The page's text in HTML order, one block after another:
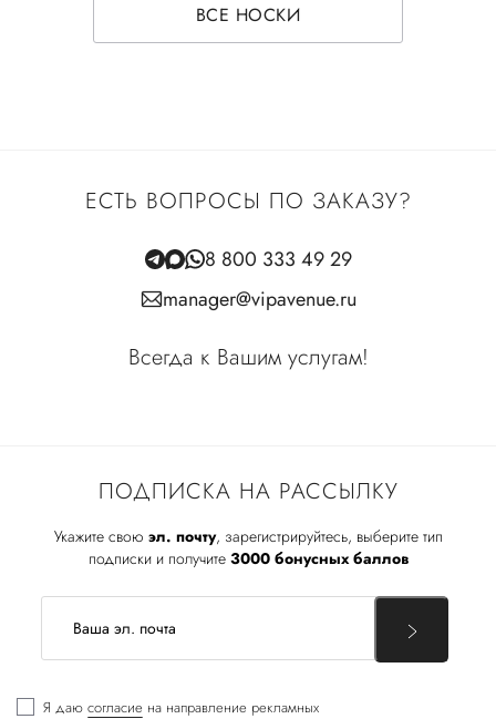
ВСЕ НОСКИ
ПОДПИСКА НА РАССЫЛКУ
Укажите свою эл. почту, зарегистрируйтесь, выберите тип
подписки и получите 3000 бонусных баллов
Я даю согласие на направление рекламных
ЕСТЬ ВОПРОСЫ ПО ЗАКАЗУ?
8 800 333 49 29
manager@vipavenue.ru
Всегда к Вашим услугам!